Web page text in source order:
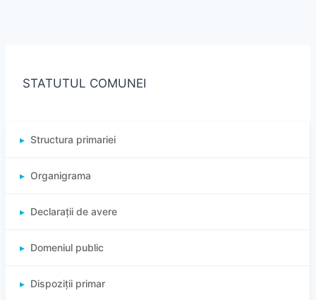
STATUTUL COMUNEI
Structura primariei
Organigrama
Declarații de avere
Domeniul public
Dispoziții primar